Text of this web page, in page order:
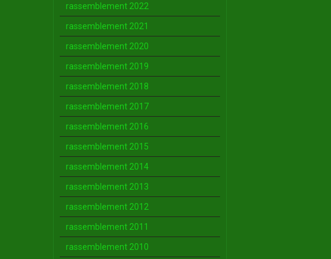
rassemblement 2022
rassemblement 2021
rassemblement 2020
rassemblement 2019
rassemblement 2018
rassemblement 2017
rassemblement 2016
rassemblement 2015
rassemblement 2014
rassemblement 2013
rassemblement 2012
rassemblement 2011
rassemblement 2010